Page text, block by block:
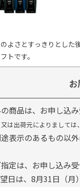
よさとすっきりとし
トです。
商品は、お申し込
は出荷元によりましては
表示のあるもの以外
定は、お申し込み
日は、8月31日（月